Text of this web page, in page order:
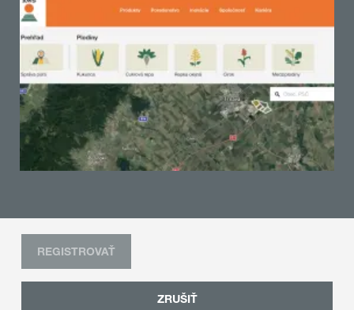
ZRUŠIŤ
REGISTROVAŤ